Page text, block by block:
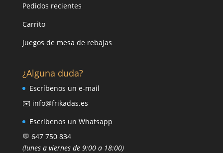
Pedidos recientes
Carrito
Juegos de mesa de rebajas
¿Alguna duda?
Escríbenos un e-mail
✉️ info@frikadas.es
Escríbenos un Whatsapp
💬 647 750 834
(lunes a viernes de 9:00 a 18:00)